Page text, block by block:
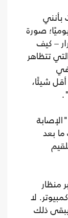
صورة
– كيف
تتظاهر
في
شيئًا،
بعد
منظار
لا
ذلك